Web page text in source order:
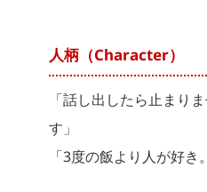
人柄（Character）
「話し出したら止まり
す」
「3度の飯より人が好き